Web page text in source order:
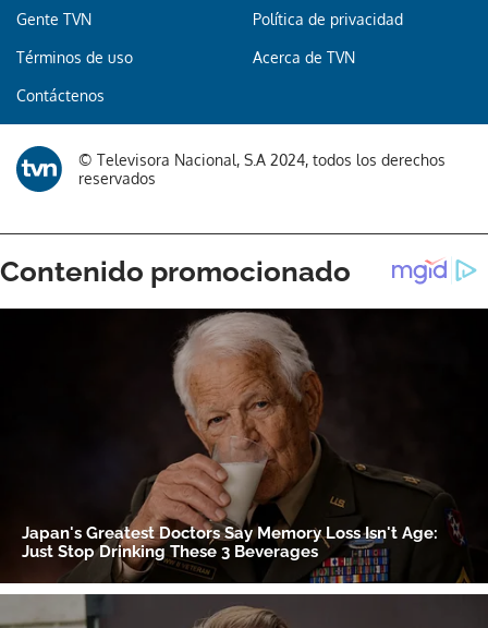
Gracias por suscribirte a nuestro boletín.
ACEPTAR
Gente TVN Política de privacidad
Términos de uso Acerca de TVN
Contáctenos
© Televisora Nacional, S.A 2024, todos los derechos
reservados